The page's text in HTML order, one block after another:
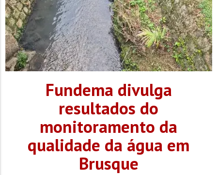
Fundema divulga
resultados do
monitoramento da
qualidade da água em
Brusque